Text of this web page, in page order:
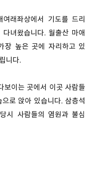
래좌상에서 기도를 드리
녀왔습니다. 월출산 마애
장 높은 곳에 자리하고 있
니다.
보이는 곳에서 이곳 사람들
로 앉아 있습니다. 삼층석
시 사람들의 염원과 불심